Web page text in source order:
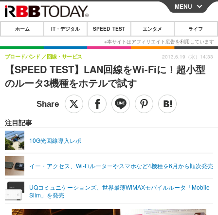
CLOSE
ホーム
IT・デジタル
IT・デジタルTOP スマートフォン
ショッピング その他
SPEED TEST
エンタメTOP 映画・ドラマ
グラビア ブログ
ショッピング その他
ライフTOP
リリース一覧
プッシュ通知の停止方法
MENU
ホーム IT・デジタル SPEED TEST エンタメ ライフ
【SPEED TEST】LAN回線をWi-Fiに！超小型
のルータ3機種をホテルで試す
ブロードバンド 回線・サービス
注目記事
10G光回線導入レポ
イー・アクセス、Wi-Fiルーターやスマホなど4機種を6月から順次発売
UQコミュニケーションズ、世界最薄WiMAXモバイルルータ「Mobile
Slim」を発売
2013.6.19（水）14:33